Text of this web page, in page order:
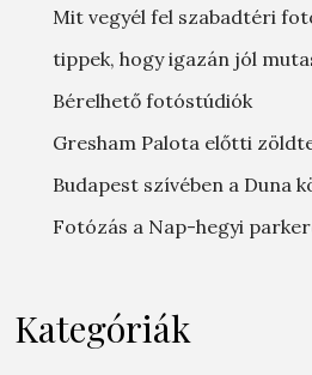
Mit vegyél fel szabadtéri
tippek, hogy igazán jól
Bérelhető fotóstúdiók
Gresham Palota előtti
Budapest szívében a Duna
Fotózás a Nap-hegyi
Kategóriák